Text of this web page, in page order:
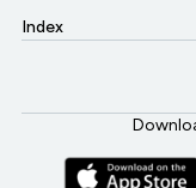
Index